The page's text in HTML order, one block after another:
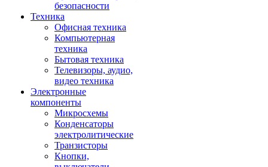
безопасности
Техника
Офисная техника
Компьютерная
техника
Бытовая техника
Телевизоры, аудио,
видео техника
Электронные
компоненты
Микросхемы
Конденсаторы
электролитические
Транзисторы
Кнопки,